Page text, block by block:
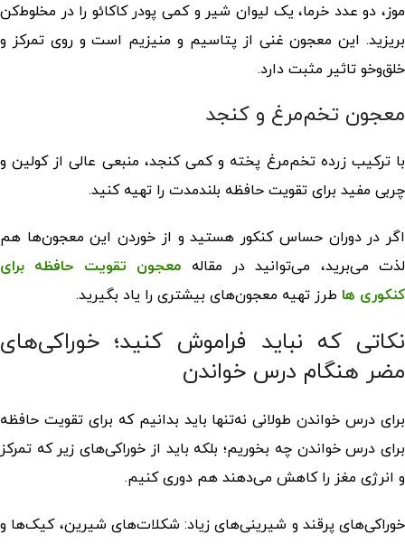
موز، دو عدد خرما، یک لیوان شیر و کمی پودر کاکائو را در مخلوط‌کن
بریزید. این معجون غنی از پتاسیم و منیزیم است و روی تمرکز و
خلق‌وخو تاثیر مثبت دارد.
معجون تخم‌مرغ و کنجد
با ترکیب زرده‌ تخم‌مرغ پخته و کمی کنجد، منبعی عالی از کولین و
چربی مفید برای تقویت حافظه بلندمدت را تهیه کنید.
اگر در دوران حساس کنکور هستید و از خوردن این معجون‌ها هم
لذت می‌برید، می‌توانید در مقاله معجون تقویت حافظه برای
کنکوری ها طرز تهیه معجون‌های بیشتری را یاد بگیرید.
نکاتی که نباید فراموش کنید؛ خوراکی‌های
مضر هنگام درس خواندن
برای درس خواندن طولانی نه‌تنها باید بدانیم که برایتقویت حافظه
برای درس خواندن چه بخوریم؛ بلکه باید از خوراکی‌های زیر که تمرکز
و انرژی مغز را کاهش می‌دهند هم دوری کنیم.
خوراکی‌های پرقند و شیرینی‌های زیاد: شکلات‌های شیرین، کیک‌ها و